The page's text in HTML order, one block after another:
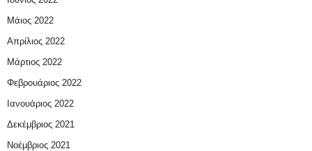
Μάιος 2022
Απρίλιος 2022
Μάρτιος 2022
Φεβρουάριος 2022
Ιανουάριος 2022
Δεκέμβριος 2021
Νοέμβριος 2021